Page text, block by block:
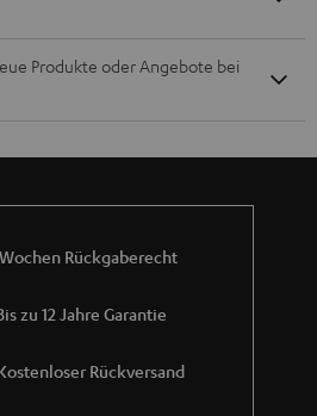
Produkte oder Angebote bei
Rückgaberecht
zu 12 Jahre Garantie
Rückversand